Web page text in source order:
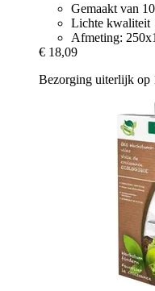
Gemaakt van
Lichte kwaliteit
Afmeting:
€ 18,09
Bezorging uiterlijk op